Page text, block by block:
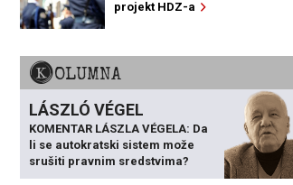
projekt HDZ-a
KOLUMNA
LÁSZLÓ VÉGEL
KOMENTAR LÁSZLA VÉGELA: Da
li se autokratski sistem može
srušiti pravnim sredstvima?